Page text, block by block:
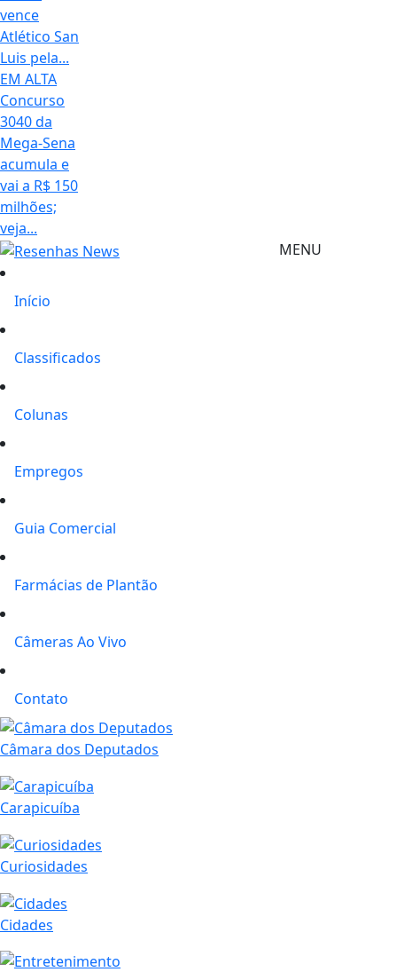
vence
Atlético San
Luis pela...
EM ALTA
Concurso
3040 da
Mega-Sena
acumula e
vai a R$ 150
milhões;
veja...
MENU
Início
Classificados
Colunas
Empregos
Guia Comercial
Farmácias de Plantão
Câmeras Ao Vivo
Contato
Câmara dos Deputados
Carapicuíba
Curiosidades
Cidades